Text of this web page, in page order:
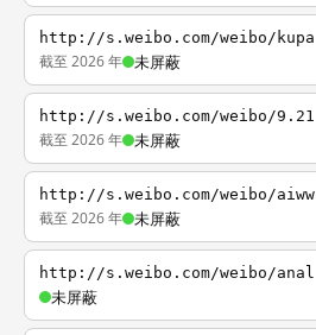
http://s.weibo.com/weibo/kupa
截至 2026 年 未屏蔽
http://s.weibo.com/weibo/9.21
截至 2026 年 未屏蔽
http://s.weibo.com/weibo/aiww
截至 2026 年 未屏蔽
http://s.weibo.com/weibo/anal
未屏蔽